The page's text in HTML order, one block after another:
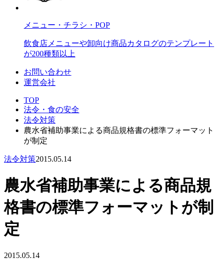
メニュー・チラシ・POP
飲食店メニューや卸向け商品カタログのテンプレート
が200種類以上
お問い合わせ
運営会社
TOP
法令・食の安全
法令対策
農水省補助事業による商品規格書の標準フォーマット
が制定
法令対策2015.05.14
農水省補助事業による商品規
格書の標準フォーマットが制
定
2015.05.14